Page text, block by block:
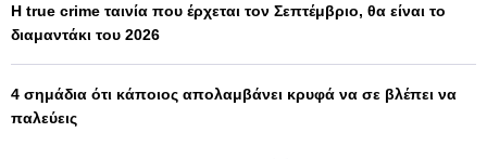
Η true crime ταινία που έρχεται τον Σεπτέμβριο, θα είναι το
διαμαντάκι του 2026
4 σημάδια ότι κάποιος απολαμβάνει κρυφά να σε βλέπει να
παλεύεις